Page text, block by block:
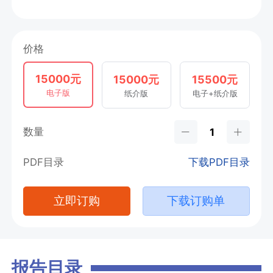
价格
15000元
电子版
15000元
纸介版
15500元
电子+纸介版
数量
PDF目录 下载PDF目录
立即订购 下载订购单
报告目录